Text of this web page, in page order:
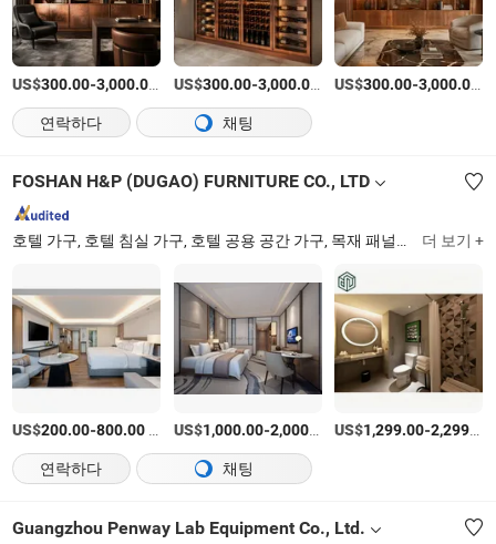
US$300.00-3,000.00 /세트
US$300.00-3,000.00 /세트
US$300.00-3,000.00 /
연락하다
채팅
FOSHAN H&P (DUGAO) FURNITURE CO., LTD
호텔 가구, 호텔 침실 가구, 호텔 공용 공간 가구, 목재 패널 고정 가구, 빌라 가구, 아파트 가구, 레스토랑 가구, 호텔 FF&E 가구, 호텔 의자, 커피숍 가구 더 보기 +
US$200.00-800.00 US$1,000.00-2,000.00 /세트
US$1,299.00-2,299.00
연락하다
채팅
Guangzhou Penway Lab Equipment Co., Ltd.